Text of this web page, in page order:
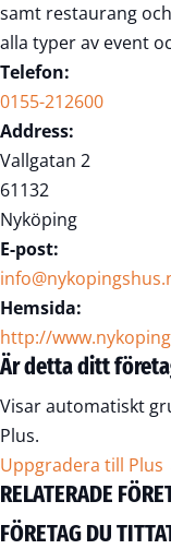
samt restaurang
alla typer av event
Telefon:
0155-212600
Address:
Vallgatan 2
61132
Nyköping
E-post:
Hemsida:
http://
Är detta ditt
Visar automatiskt
Plus.
Uppgradera till Plus
RELATERADE
FÖRETAG DU